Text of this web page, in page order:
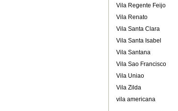
Vila Regente Feijo
Vila Renato
Vila Santa Clara
Vila Santa Isabel
Vila Santana
Vila Sao Francisco
Vila Uniao
Vila Zilda
vila americana